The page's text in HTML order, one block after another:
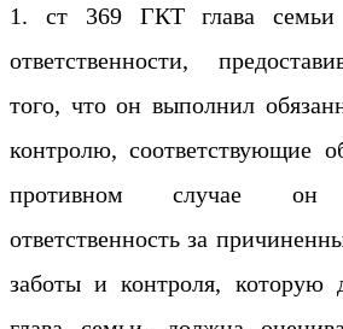
1. ст 369 ГКТ глава семьи
ответственности,
того, что он выполнил
контролю, соответствующие
противном случае он
ответственность за
заботы и контроля, которую